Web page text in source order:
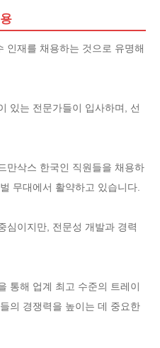
인재를 채용하는 것으로 유명해
있는 전문가들이 입사하며, 선
만삭스 한국인 직원들을 채용하
무대에서 활약하고 있습니다.
심이지만, 전문성 개발과 경력
통해 업계 최고 수준의 트레이
의 경쟁력을 높이는 데 중요한